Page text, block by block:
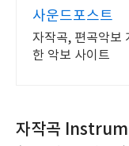
사운드포스트
자작곡, 편곡악보
한 악보 사이트
자작곡